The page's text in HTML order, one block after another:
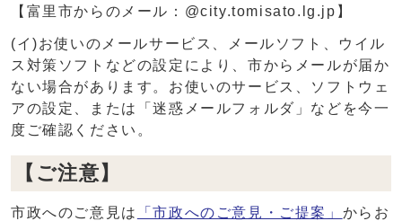
【富里市からのメール：@city.tomisato.lg.jp】
(イ)お使いのメールサービス、メールソフト、ウイル
ス対策ソフトなどの設定により、市からメールが届か
ない場合があります。お使いのサービス、ソフトウェ
アの設定、または「迷惑メールフォルダ」などを今一
度ご確認ください。
【ご注意】
市政へのご意見は 「市政へのご意見・ご提案」 からお